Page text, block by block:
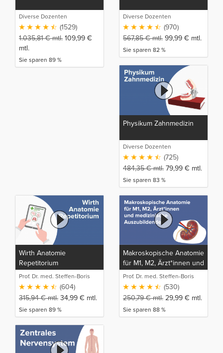
Diverse Dozenten
(1529)
1.035,81€mtl. 109,99 €
mtl.
Sie sparen 89 %
Diverse Dozenten
(970)
567,85€mtl. 99,99 € mtl.
Sie sparen 82 %
Physikum Zahnmedizin
Diverse Dozenten
(725)
484,35€mtl. 79,99 € mtl.
Sie sparen 83 %
Wirth Anatomie
Repetitorium
Prof. Dr. med. Steffen-Boris
Wirth (1)
(604)
315,94€mtl. 34,99 € mtl.
Sie sparen 89 %
Makroskopische Anatomie
für M1, M2, Ärzt*innen und
medizinische
Auszubildende
Prof. Dr. med. Steffen-Boris
Wirth (1)
(530)
250,79€mtl. 29,99 € mtl.
Sie sparen 88 %